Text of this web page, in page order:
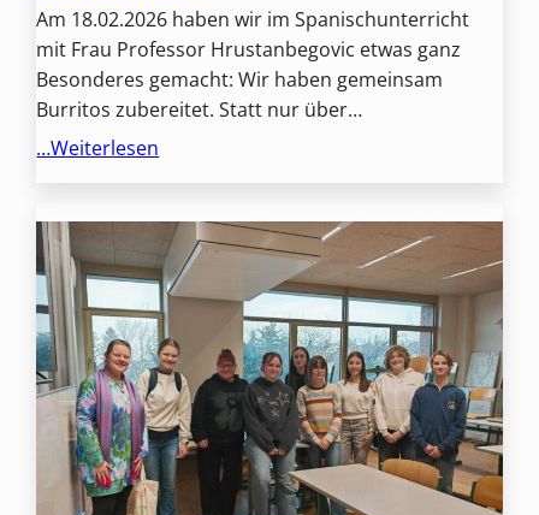
Am 18.02.2026 haben wir im Spanischunterricht
mit Frau Professor Hrustanbegovic etwas ganz
Besonderes gemacht: Wir haben gemeinsam
Burritos zubereitet. Statt nur über…
…Weiterlesen